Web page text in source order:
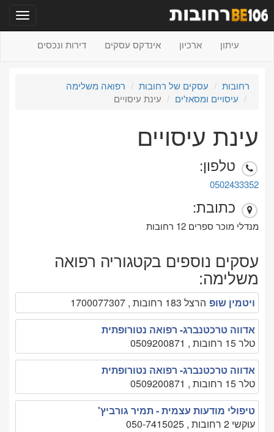
עיתון ארכיון אינדקס עסקים דירות ונכסים
רחובות עסקים של רחובות
רפואה משלימה
עיסויים ומסאז'ים
עינת עיסויים
עינת עיסויים
טלפון:
0502433352
כתובת:
מנדלי מוכר ספרים 12 רחובות
עסקים נוספים בקטגוריה רפואה
משלימה:
ויטמין שופ הרצל 183 רחובות , 1700077307
אדווה טרכטנברג- רפואה נטורופתית
טלר 15 רחובות , 0509200871
אדווה טרכטנברג- רפואה נטורופתית
טלר 15 רחובות , 0509200871
טיפולי מודעות עצמית - תמיר גורביץ'
עוקשי 2 רחובות , 050-7415025